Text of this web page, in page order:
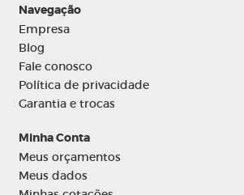
Navegação
Empresa
Blog
Fale conosco
Política de privacidade
Garantia e trocas
Minha Conta
Meus orçamentos
Meus dados